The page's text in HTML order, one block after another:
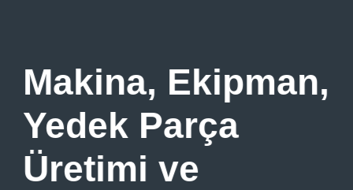
Makina, Ekipman,
Yedek Parça
Üretimi ve